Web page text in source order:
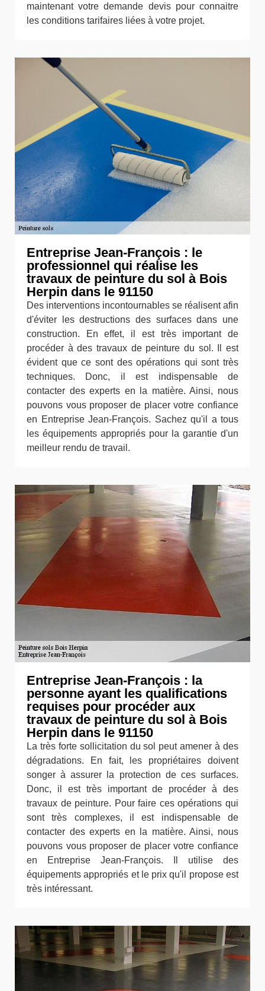
maintenant votre demande devis pour connaitre
les conditions tarifaires liées à votre projet.
Entreprise Jean-François : le
professionnel qui réalise les
travaux de peinture du sol à Bois
Herpin dans le 91150
Des interventions incontournables se réalisent afin
d'éviter les destructions des surfaces dans une
construction. En effet, il est très important de
procéder à des travaux de peinture du sol. Il est
évident que ce sont des opérations qui sont très
techniques. Donc, il est indispensable de
contacter des experts en la matière. Ainsi, nous
pouvons vous proposer de placer votre confiance
en Entreprise Jean-François. Sachez qu'il a tous
les équipements appropriés pour la garantie d'un
meilleur rendu de travail.
Entreprise Jean-François : la
personne ayant les qualifications
requises pour procéder aux
travaux de peinture du sol à Bois
Herpin dans le 91150
La très forte sollicitation du sol peut amener à des
dégradations. En fait, les propriétaires doivent
songer à assurer la protection de ces surfaces.
Donc, il est très important de procéder à des
travaux de peinture. Pour faire ces opérations qui
sont très complexes, il est indispensable de
contacter des experts en la matière. Ainsi, nous
pouvons vous proposer de placer votre confiance
en Entreprise Jean-François. Il utilise des
équipements appropriés et le prix qu'il propose est
très intéressant.